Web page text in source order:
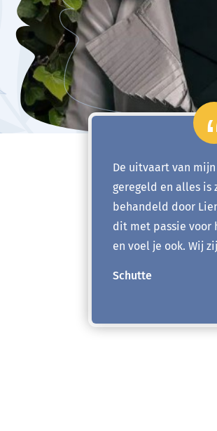
De uitvaart van mijn
geregeld en alles is
behandeld door
dit met passie voor
en voel je ook. Wij
Schutte